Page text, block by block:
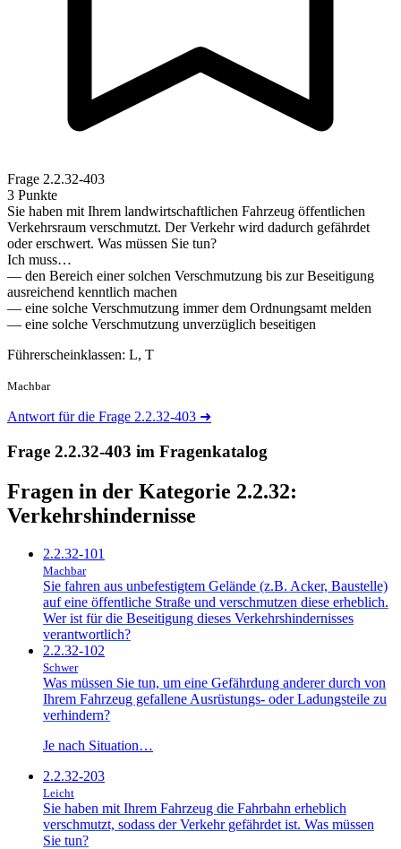
Frage 2.2.32-403
3 Punkte
Sie haben mit Ihrem landwirtschaftlichen Fahrzeug öffentlichen
Verkehrsraum verschmutzt. Der Verkehr wird dadurch gefährdet
oder erschwert. Was müssen Sie tun?
Ich muss…
— den Bereich einer solchen Verschmutzung bis zur Beseitigung
ausreichend kenntlich machen
— eine solche Verschmutzung immer dem Ordnungsamt melden
— eine solche Verschmutzung unverzüglich beseitigen
Führerscheinklassen: L, T
Machbar
Antwort für die Frage 2.2.32-403 ➜
Frage 2.2.32-403 im Fragenkatalog
Fragen in der Kategorie 2.2.32:
Verkehrshindernisse
2.2.32-101
Machbar
Sie fahren aus unbefestigtem Gelände (z.B. Acker, Baustelle)
auf eine öffentliche Straße und verschmutzen diese erheblich.
Wer ist für die Beseitigung dieses Verkehrshindernisses
verantwortlich?
2.2.32-102
Schwer
Was müssen Sie tun, um eine Gefährdung anderer durch von
Ihrem Fahrzeug gefallene Ausrüstungs- oder Ladungsteile zu
verhindern?
Je nach Situation…
2.2.32-203
Leicht
Sie haben mit Ihrem Fahrzeug die Fahrbahn erheblich
verschmutzt, sodass der Verkehr gefährdet ist. Was müssen
Sie tun?